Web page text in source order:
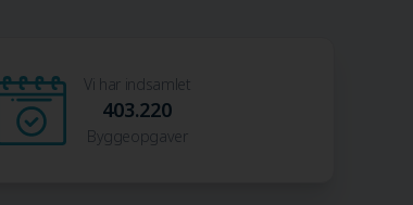
Vi har indsamlet
403.220
Byggeopgaver